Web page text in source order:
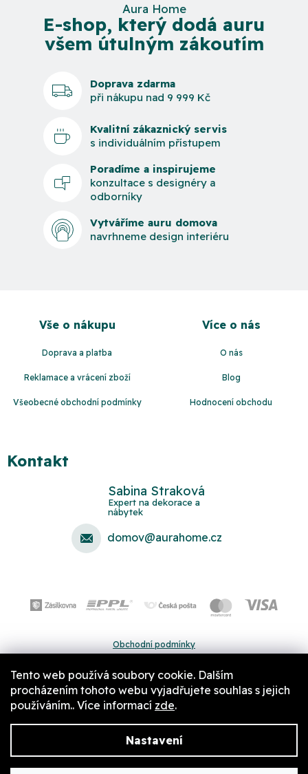
Tento web používá soubory cookie. Dalším
procházením tohoto webu vyjadřujete souhlas s jejich
používáním.. Více informací zde.
Nastavení
Aura Home
E-shop, který dodá auru
všem útulným zákoutím
Doprava zdarma
při nákupu nad 9 999 Kč
Kvalitní zákaznický servis
s individuálním přístupem
Poradíme a inspirujeme
konzultace s designéry a
odborníky
Vytváříme auru domova
navrhneme design interiéru
Vše o nákupu
Doprava a platba
Reklamace a vrácení zboží
Všeobecné obchodní podmínky
Více o nás
O nás
Blog
Hodnocení obchodu
Kontakt
Sabina Straková
domov@aurahome.cz
Obchodní podmínky
Pravidla a nastavení cookies
Copyright 2026Aurahome.cz. Všechna práva vyhrazena.